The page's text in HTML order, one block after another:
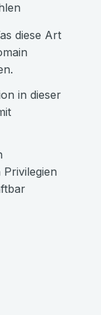
diese Art
in dieser